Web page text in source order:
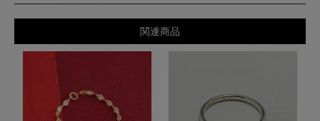
関連商品